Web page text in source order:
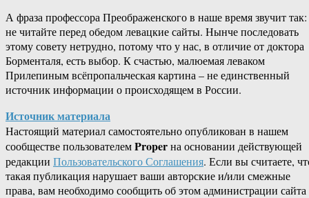
А фраза профессора Преображенского в наше время звучит так:
не читайте перед обедом левацкие сайты. Нынче последовать
этому совету нетрудно, потому что у нас, в отличие от доктора
Борменталя, есть выбор. К счастью, малюемая леваком
Прилепиным всёпропальческая картина – не единственный
источник информации о происходящем в России.
Источник материала
Настоящий материал самостоятельно опубликован в нашем
сообществе пользователемProperна основании действующей
редакции Пользовательского Соглашения. Если вы считаете,
такая публикация нарушает ваши авторские и/или смежные
права, вам необходимо сообщить об этом администрации сайта